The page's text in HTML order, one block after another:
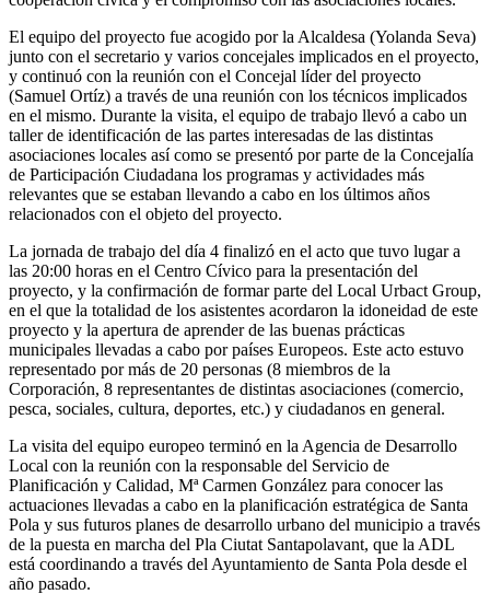
El equipo del proyecto fue acogido por la Alcaldesa (Yolanda Seva)
junto con el secretario y varios concejales implicados en el proyecto,
y continuó con la reunión con el Concejal líder del proyecto
(Samuel Ortíz) a través de una reunión con los técnicos implicados
en el mismo. Durante la visita, el equipo de trabajo llevó a cabo un
taller de identificación de las partes interesadas de las distintas
asociaciones locales así como se presentó por parte de la Concejalía
de Participación Ciudadana los programas y actividades más
relevantes que se estaban llevando a cabo en los últimos años
relacionados con el objeto del proyecto.
La jornada de trabajo del día 4 finalizó en el acto que tuvo lugar a
las 20:00 horas en el Centro Cívico para la presentación del
proyecto, y la confirmación de formar parte del Local Urbact Group,
en el que la totalidad de los asistentes acordaron la idoneidad de este
proyecto y la apertura de aprender de las buenas prácticas
municipales llevadas a cabo por países Europeos. Este acto estuvo
representado por más de 20 personas (8 miembros de la
Corporación, 8 representantes de distintas asociaciones (comercio,
pesca, sociales, cultura, deportes, etc.) y ciudadanos en general.
La visita del equipo europeo terminó en la Agencia de Desarrollo
Local con la reunión con la responsable del Servicio de
Planificación y Calidad, Mª Carmen González para conocer las
actuaciones llevadas a cabo en la planificación estratégica de Santa
Pola y sus futuros planes de desarrollo urbano del municipio a través
de la puesta en marcha del Pla Ciutat Santapolavant, que la ADL
está coordinando a través del Ayuntamiento de Santa Pola desde el
año pasado.